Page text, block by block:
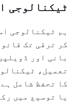
ٹیکنالوجی
ہم ٹیکنالوجی
کر ترقی تک
بانی اور
تعمیل،
کا تحفظ شامل
یا توسیع میں